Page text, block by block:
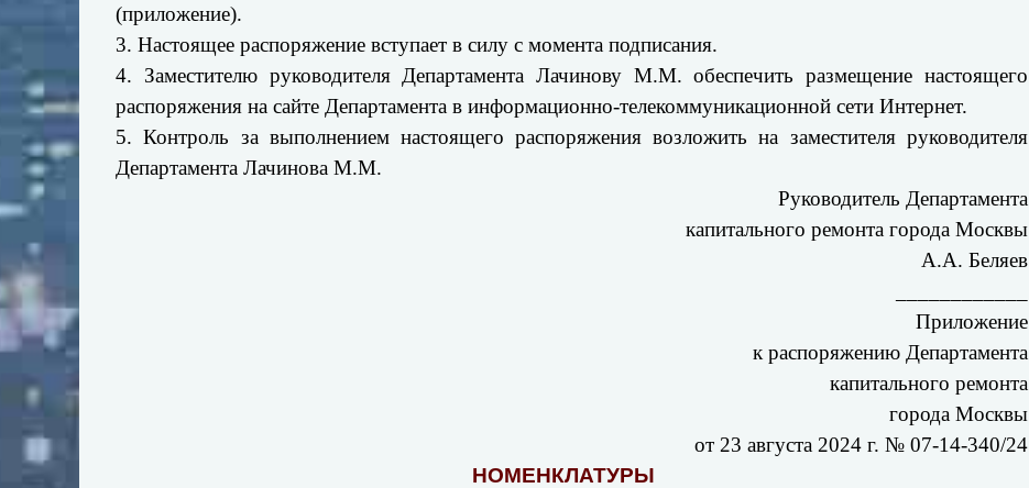
(приложение).
3. Настоящее распоряжение вступает в силу с момента подписания.
4. Заместителю руководителя Департамента Лачинову М.М. обеспечить размещение настоящего
распоряжения на сайте Департамента в информационно-телекоммуникационной сети Интернет.
5. Контроль за выполнением настоящего распоряжения возложить на заместителя руководителя
Департамента Лачинова М.М.
Руководитель Департамента
капитального ремонта города Москвы
А.А. Беляев
Приложение
к распоряжению Департамента
капитального ремонта
города Москвы
от 23 августа 2024 г. № 07-14-340/24
НОМЕНКЛАТУРЫ